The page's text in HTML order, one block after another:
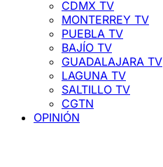
CDMX TV
MONTERREY TV
PUEBLA TV
BAJÍO TV
GUADALAJARA TV
LAGUNA TV
SALTILLO TV
CGTN
OPINIÓN